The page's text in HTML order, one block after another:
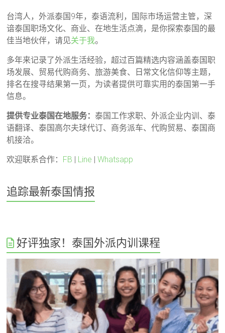
台湾人，外派泰国9年，泰语流利，国际市场运营主管，深
谙泰国职场文化、商业、在地生活点滴，是你探索泰国的最
佳当地伙伴，请见关于我。
多年来记录了外派生活经验，超过百篇精选内容涵盖泰国职
场发展、贸易代购商务、旅游美食、日常文化信仰等主题，
排名在搜寻结果第一页，为读者提供可靠实用的泰国第一手
信息。
提供专业泰国在地服务：泰国工作求职、外派企业内训、泰
语翻译、泰国高尔夫球代订、商务派车、代购贸易、泰国商
机接洽。
欢迎联系合作： FB Line |Whatsapp
追踪最新泰国情报
好评独家！泰国外派内训课程